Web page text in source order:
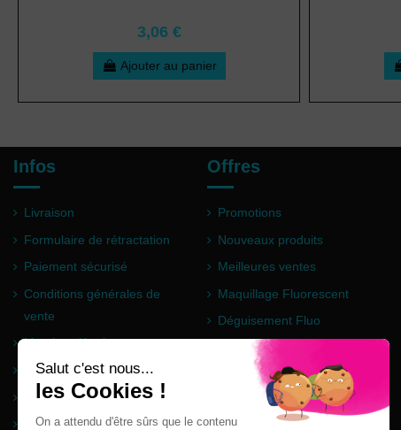
3,06 €
Ajouter au panier
Infos
Livraison
Formulaire de rétractation
Paiement sécurisé
Conditions générales de
vente
Mentions légales
Questions fréquentes
Partenaires
Plan du site
Offres
Promotions
Nouveaux produits
Meilleures ventes
Maquillage Fluorescent
Déguisement Fluo
Poudre Holi